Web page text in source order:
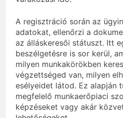
A regisztráció során az
adatokat, ellenőrzi a
az álláskeresői státuszt. Itt
beszélgetésre is sor kerül,
milyen munkakörökben
végzettséged van, milyen
esélyeidet látod. Ez alapján
megfelelő munkaerőpiaci
képzéseket vagy akár